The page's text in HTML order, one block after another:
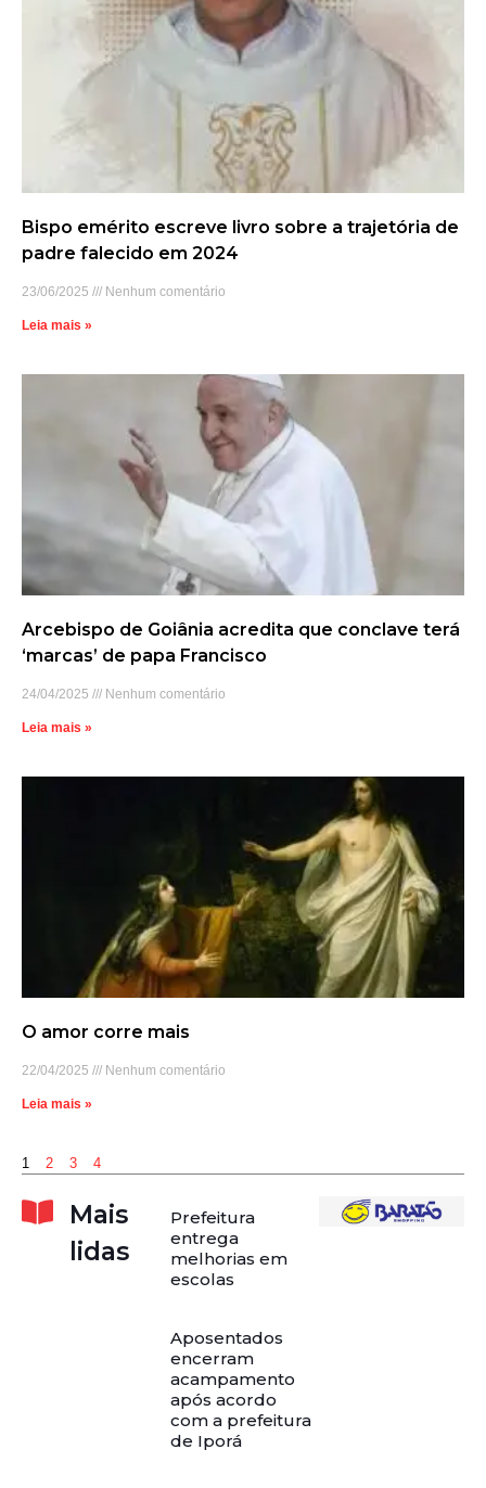
Bispo emérito escreve livro sobre a trajetória de
padre falecido em 2024
23/06/2025 Nenhum comentário
Leia mais »
Arcebispo de Goiânia acredita que conclave terá
‘marcas’ de papa Francisco
24/04/2025 Nenhum comentário
Leia mais »
O amor corre mais
22/04/2025 Nenhum comentário
Leia mais »
1 2 3 4
Mais
lidas
Prefeitura
entrega
melhorias em
escolas
Aposentados
encerram
acampamento
após acordo
com a prefeitura
de Iporá